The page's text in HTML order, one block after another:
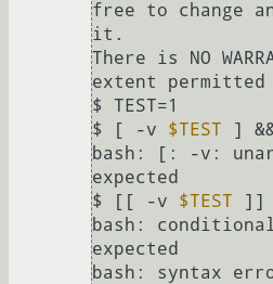
free to change
it.
There is NO
extent permitted
$ TEST=1
$ [ -v $TEST ]
bash: [: -v:
expected
$ [[ -v $TEST ]]
bash:
expected
bash: syntax